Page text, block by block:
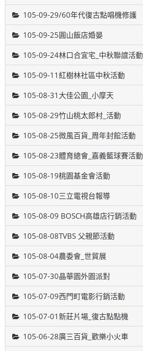
105-09-29/60年代復古點唱機修護
105-09-25圓山飯店婚晏
105-09-24林口合宜宅_中秋聯誼活動
105-09-11紅樹林社區中秋活動
105-08-31大佳公園_小摩天
105-08-29竹山桃太郎村_活動
105-08-25微風百貨_周年封館活動
105-08-23體育總會_嘉義籃球賽活動
105-08-19桃園基金會活動
105-08-10三立電視台報導
105-08-09 BOSCH高雄店行銷活動
105-08-08TVBS 父親節活動
105-08-04農委會_世貿展
105-07-30晶華園外園派對
105-07-09西門町電影行銷活動
105-07-01新莊片場_復古點點機
105-06-28廣三百貨_歡樂小火車